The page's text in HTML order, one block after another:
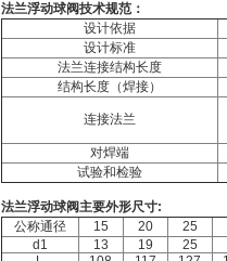
法兰浮动球阀技术规范：
设计依据
设计标准
法兰连接结构长度
结构长度（焊接）
连接法兰
对焊端
试验和检验
法兰浮动球阀主要外形尺寸:
公称通径
15 20 25
d1
13 19 25